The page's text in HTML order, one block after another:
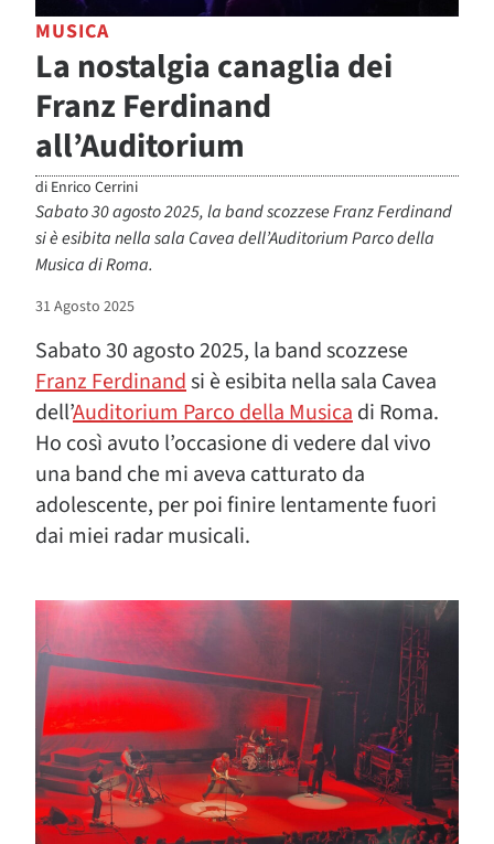
MUSICA
La nostalgia canaglia dei
Franz Ferdinand
all’Auditorium
di Enrico Cerrini
Sabato 30 agosto 2025, la band scozzese Franz Ferdinand
si è esibita nella sala Cavea dell’Auditorium Parco della
Musica di Roma.
31 Agosto 2025
Sabato 30 agosto 2025, la band scozzese
Franz Ferdinandsi è esibita nella sala Cavea
dell’Auditorium Parco della Musicadi Roma.
Ho così avuto l’occasione di vedere dal vivo
una band che mi aveva catturato da
adolescente, per poi finire lentamente fuori
dai miei radar musicali.